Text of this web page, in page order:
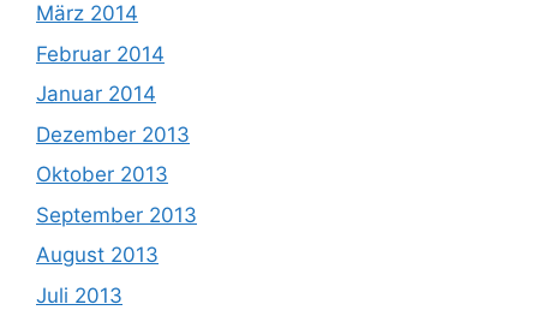
März 2014
Februar 2014
Januar 2014
Dezember 2013
Oktober 2013
September 2013
August 2013
Juli 2013